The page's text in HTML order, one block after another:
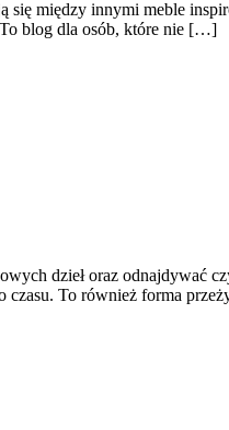
między innymi meble
blog dla osób, które nie […]
dzieł oraz odnajdywać
To również forma